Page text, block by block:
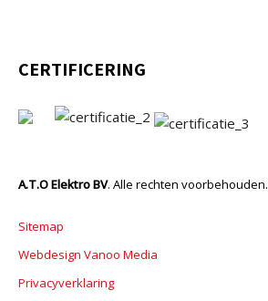
CERTIFICERING
A.T.O Elektro BV. Alle rechten voorbehouden.
Sitemap
Webdesign Vanoo Media
Privacyverklaring